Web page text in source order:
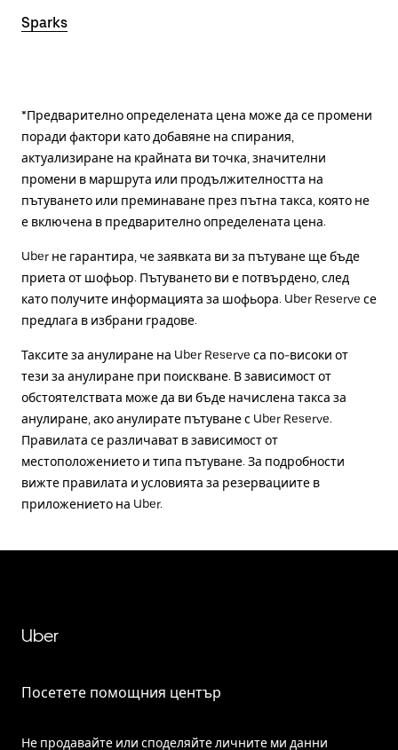
Sparks
*Предварително определената цена може да се промени
поради фактори като добавяне на спирания,
актуализиране на крайната ви точка, значителни
промени в маршрута или продължителността на
пътуването или преминаване през пътна такса, която не
е включена в предварително определената цена.
Uber не гарантира, че заявката ви за пътуване ще бъде
приета от шофьор. Пътуването ви е потвърдено, след
като получите информацията за шофьора. Uber Reserve се
предлага в избрани градове.
Таксите за анулиране на Uber Reserve са по-високи от
тези за анулиране при поискване. В зависимост от
обстоятелствата може да ви бъде начислена такса за
анулиране, ако анулирате пътуване с Uber Reserve.
Правилата се различават в зависимост от
местоположението и типа пътуване. За подробности
вижте правилата и условията за резервациите в
приложението на Uber.
Uber
Посетете помощния център
Не продавайте или споделяйте личните ми данни